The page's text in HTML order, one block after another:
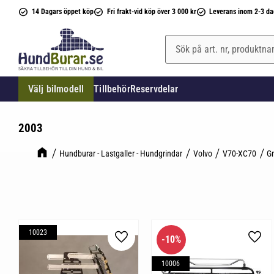
14 Dagars öppet köp Fri frakt-vid köp över 3 000 kr Leverans inom 2-3
Välj bilmodell TillbehörReservdelar
2003
Hundburar - Lastgaller - Hundgrindar Volvo V70-XC70
10023
Lägg till i favoriter
10%
10006